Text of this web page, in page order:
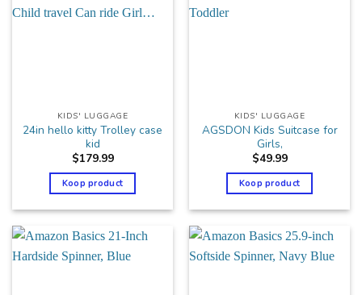
KIDS' LUGGAGE
24in hello kitty Trolley case
kid
$179.99
Koop product
KIDS' LUGGAGE
AGSDON Kids Suitcase for
Girls,
$49.99
Koop product